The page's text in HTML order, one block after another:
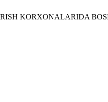
KORXONALARIDA